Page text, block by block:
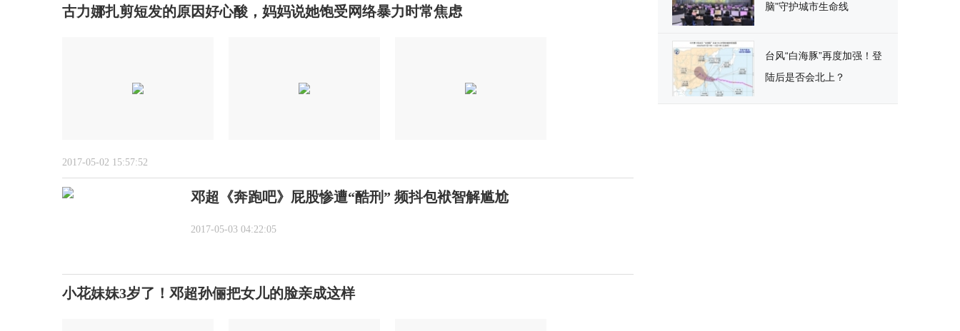
古力娜扎剪短发的原因好心酸，妈妈说她饱受网络暴力时常焦虑
2017-05-02 15:57:52
邓超《奔跑吧》屁股惨遭“酷刑” 频抖包袱智解尴尬
2017-05-03 04:22:05
小花妹妹3岁了！邓超孙俪把女儿的脸亲成这样
脑”守护城市生命线
台风“白海豚”再度加强！登
陆后是否会北上？